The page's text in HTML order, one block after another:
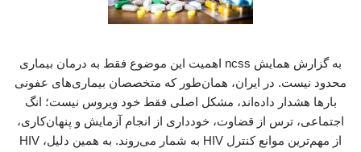
به گزارش همایش ncss اهمیت این موضوع فقط به درمان بیماری
محدود نیست. در ایران، همان‌طور که متخصصان بیماری‌های عفونی
بارها هشدار داده‌اند، مشکل اصلی فقط خود ویروس نیست؛ انگ
اجتماعی، ترس از قضاوت، خودداری از انجام آزمایش و پنهان‌کاری،
از مهم‌ترین موانع کنترل HIV به شمار می‌روند. به همین دلیل، HIV